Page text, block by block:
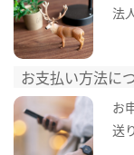
法
お支払い方法に
お
送